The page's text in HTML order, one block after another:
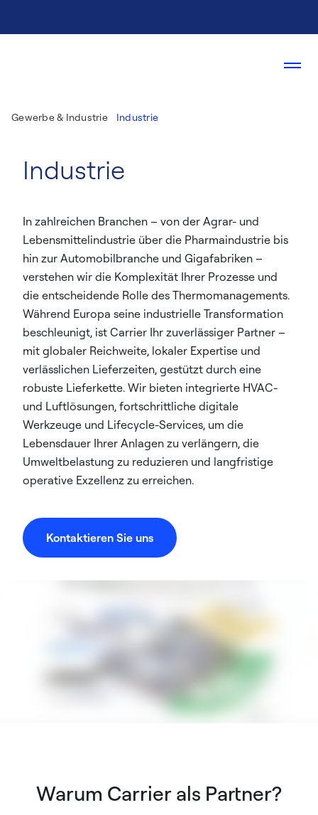
Gewerbe & Industrie Industrie
Industrie
In zahlreichen Branchen – von der Agrar- und
Lebensmittelindustrie über die Pharmaindustrie bis
hin zur Automobilbranche und Gigafabriken –
verstehen wir die Komplexität Ihrer Prozesse und
die entscheidende Rolle des Thermomanagements.
Während Europa seine industrielle Transformation
beschleunigt, ist Carrier Ihr zuverlässiger Partner –
mit globaler Reichweite, lokaler Expertise und
verlässlichen Lieferzeiten, gestützt durch eine
robuste Lieferkette. Wir bieten integrierte HVAC-
und Luftlösungen, fortschrittliche digitale
Werkzeuge und Lifecycle-Services, um die
Lebensdauer Ihrer Anlagen zu verlängern, die
Umweltbelastung zu reduzieren und langfristige
operative Exzellenz zu erreichen.
Kontaktieren Sie uns
Warum Carrier als Partner?